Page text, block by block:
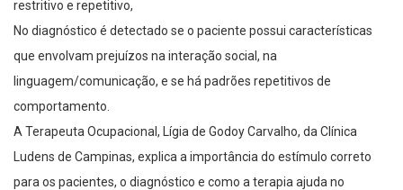
restritivo e repetitivo,
No diagnóstico é detectado se o paciente possui características
que envolvam prejuízos na interação social, na
linguagem/comunicação, e se há padrões repetitivos de
comportamento.
A Terapeuta Ocupacional, Lígia de Godoy Carvalho, da Clínica
Ludens de Campinas, explica a importância do estímulo correto
para os pacientes, o diagnóstico e como a terapia ajuda no